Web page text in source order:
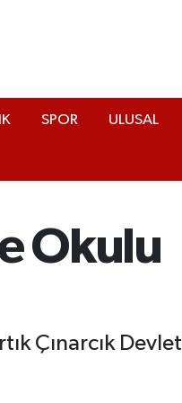
SPOR ULUSAL
Okulu
Çınarcık Devlet